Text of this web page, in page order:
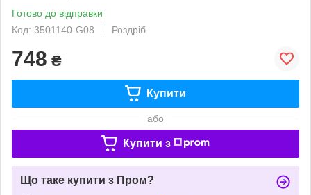
Готово до відправки
Код: 3501140-G08
Роздріб
748 ₴
Купити
або
Купити з
Що таке купити з Пром?